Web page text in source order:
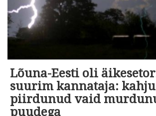
Lõuna-Eesti oli
suurim kannataja:
piirdunud vaid
puudega